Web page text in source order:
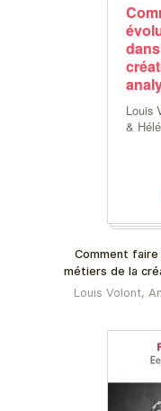
Louis
&
Comment faire
métiers de la
Louis Volont,